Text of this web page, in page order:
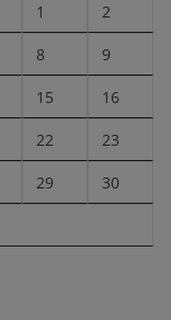
1 2
8 9
15 16
22 23
29 30